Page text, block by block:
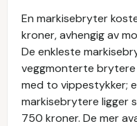
En markisebryter
kroner, avhengig av
De enkleste
veggmonterte
med to vippestykker;
markisebrytere ligger
750 kroner. De mer